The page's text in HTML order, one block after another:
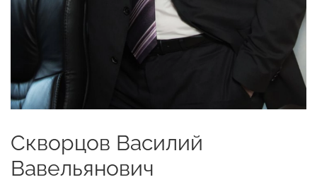
Скворцов Василий
Вавельянович